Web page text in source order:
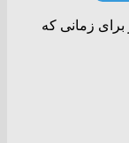
زمانی که